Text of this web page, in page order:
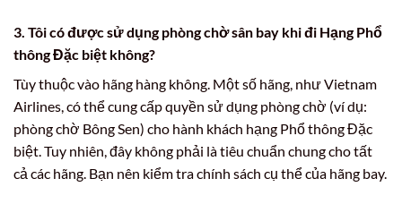
3. Tôi có được sử dụng phòng chờ sân bay khi đi Hạng Phổ
thông Đặc biệt không?
Tùy thuộc vào hãng hàng không. Một số hãng, như Vietnam
Airlines, có thể cung cấp quyền sử dụng phòng chờ (ví dụ:
phòng chờ Bông Sen) cho hành khách hạng Phổ thông Đặc
biệt. Tuy nhiên, đây không phải là tiêu chuẩn chung cho tất
cả các hãng. Bạn nên kiểm tra chính sách cụ thể của hãng bay.